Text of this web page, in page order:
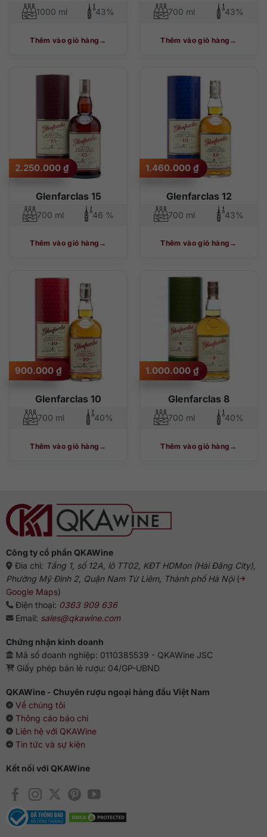
1000 ml 43%
Thêm vào giỏ hàng
700 ml 43%
Thêm vào giỏ hàng
Glenfarclas 15
2.250.000 ₫
700 ml 46 %
Thêm vào giỏ hàng
Glenfarclas 12
1.460.000 ₫
700 ml 43%
Thêm vào giỏ hàng
Glenfarclas 10
900.000 ₫
700 ml 40%
Thêm vào giỏ hàng
Glenfarclas 8
1.000.000 ₫
700 ml 40%
Thêm vào giỏ hàng
Công ty cổ phần QKAWine
Địa chỉ: Tầng 1, số 12A, lô TT02, KĐT HDMon (Hải Đăng City),
Phường Mỹ Đình 2, Quận Nam Từ Liêm, Thành phố Hà Nội(
Google Maps)
Điện thoại: 0363 909 636
Email: sales@qkawine.com
Chứng nhận kinh doanh
Mã số doanh nghiệp: 0110385539 - QKAWine JSC
Giấy phép bán lẻ rượu: 04/GP-UBND
QKAWine - Chuyên rượu ngoại hàng đầu Việt Nam
Về chúng tôi
Thông cáo báo chí
Liên hệ với QKAWine
Tin tức và sự kiện
Kết nối với QKAWine